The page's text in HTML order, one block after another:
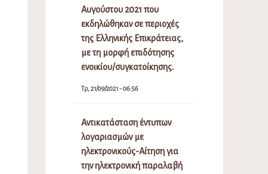
Αυγούστου 2021 που
εκδηλώθηκαν σε περιοχές
της Ελληνικής Επικράτειας,
με τη μορφή επιδότησης
ενοικίου/συγκατοίκησης.
Τρ, 21/09/2021 - 06:56
Αντικατάσταση έντυπων
λογαριασμών με
ηλεκτρονικούς-Αίτηση για
την ηλεκτρονική παραλαβή